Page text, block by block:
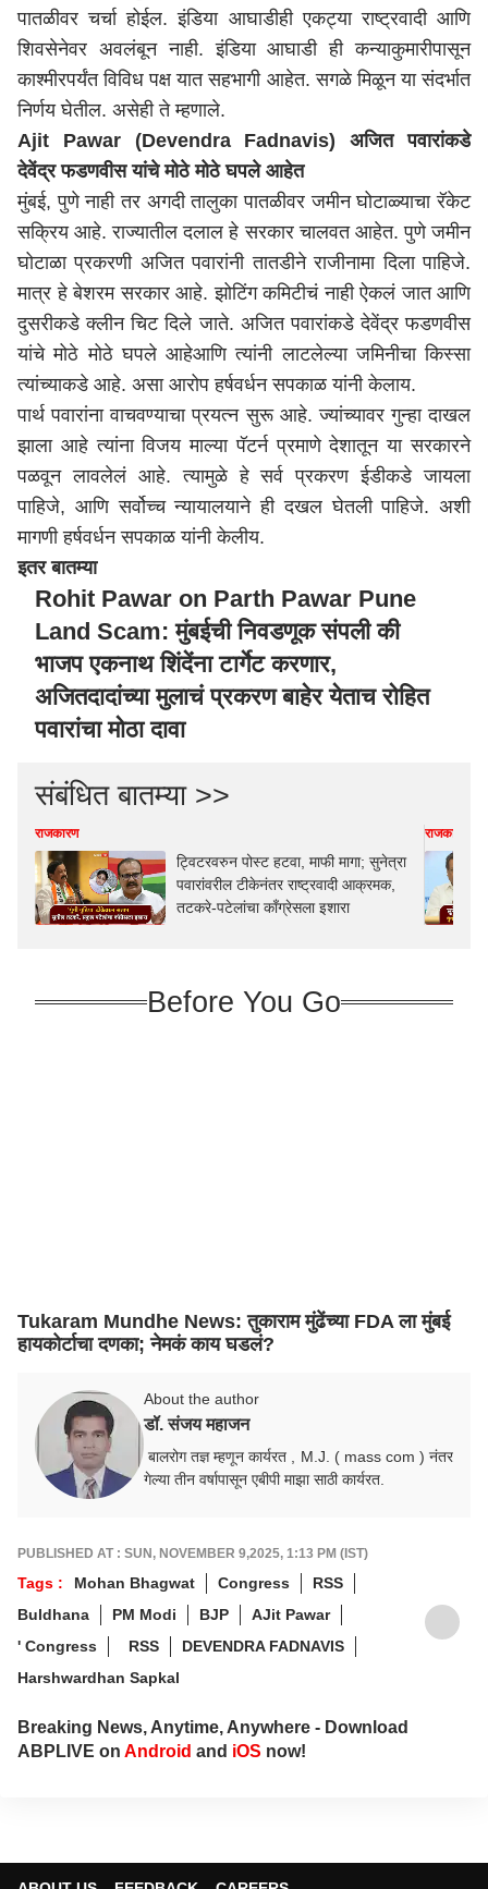
पातळीवर चर्चा होईल. इंडिया आघाडीही एकट्या राष्ट्रवादी आणि
शिवसेनेवर अवलंबून नाही. इंडिया आघाडी ही कन्याकुमारीपासून
काश्मीरपर्यंत विविध पक्ष यात सहभागी आहेत. सगळे मिळून या संदर्भात
निर्णय घेतील. असेही ते म्हणाले.
Ajit Pawar (Devendra Fadnavis) अजित पवारांकडे
देवेंद्र फडणवीस यांचे मोठे मोठे घपले आहेत
मुंबई, पुणे नाही तर अगदी तालुका पातळीवर जमीन घोटाळ्याचा रॅकेट
सक्रिय आहे. राज्यातील दलाल हे सरकार चालवत आहेत.पुणेजमीन
घोटाळाप्रकरणीअजित पवारांनी तातडीने राजीनामा दिला पाहिजे.
मात्र हे बेशरम सरकार आहे. झोटिंग कमिटीचं नाही ऐकलं जात आणि
दुसरीकडे क्लीन चिट दिले जाते. अजित पवारांकडेदेवेंद्र फडणवीस
यांचे मोठे मोठे घपले आहेआणि त्यांनी लाटलेल्या जमिनीचा किस्सा
त्यांच्याकडे आहे. असा आरोप हर्षवर्धन सपकाळ यांनी केलाय.
पार्थ पवारांना वाचवण्याचा प्रयत्न सुरू आहे. ज्यांच्यावर गुन्हा दाखल
झाला आहे त्यांना विजय माल्या पॅटर्न प्रमाणे देशातून या सरकारने
पळवून लावलेलं आहे. त्यामुळे हे सर्व प्रकरण ईडीकडे जायला
पाहिजे, आणिसर्वोच्च न्यायालयाने ही दखल घेतली पाहिजे. अशी
मागणीहर्षवर्धन सपकाळ यांनी केलीय.
इतर बातम्या
Rohit Pawar on Parth Pawar Pune
Land Scam: मुंबईची निवडणूक संपली की
भाजप एकनाथ शिंदेंना टार्गेट करणार,
अजितदादांच्या मुलाचं प्रकरण बाहेर येताच रोहित
पवारांचा मोठा दावा
संबंधित बातम्या >>
राजकारण
ट्विटरवरुन पोस्ट हटवा, माफी मागा; सुनेत्रा
पवारांवरील टीकेनंतर राष्ट्रवादी आक्रमक,
तटकरे-पटेलांचा काँग्रेसला इशारा
राजकारण
Before You Go
Tukaram Mundhe News: तुकाराम मुंढेंच्या FDA ला मुंबई
हायकोर्टाचा दणका; नेमकं काय घडलं?
About the author
डॉ. संजय महाजन
बालरोग तज्ञ म्हणून कार्यरत , M.J. ( mass com ) नंतर
गेल्या तीन वर्षापासून एबीपी माझा साठी कार्यरत.
PUBLISHED AT : SUN, NOVEMBER 9,2025, 1:13 PM (IST)
Tags : Mohan Bhagwat Congress
RSS
Buldhana
PM Modi BJP
AJit Pawar
' Congress
RSS
DEVENDRA FADNAVIS
Harshwardhan Sapkal
Breaking News, Anytime, Anywhere - Download
ABPLIVE on Android and iOS now!